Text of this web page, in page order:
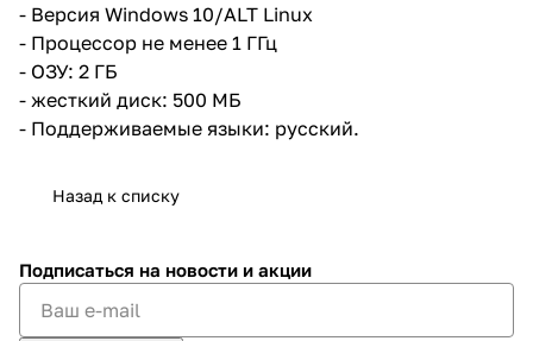
- Версия Windows 10/ALT Linux
- Процессор не менее 1 ГГц
- ОЗУ: 2 ГБ
- жесткий диск: 500 МБ
- Поддерживаемые языки: русский.
Назад к списку
Подписаться на новости и акции